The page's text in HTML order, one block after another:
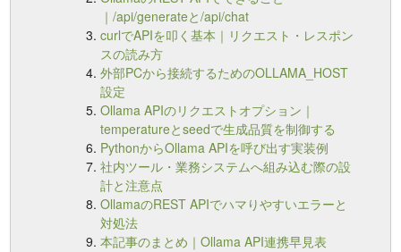
｜/api/generateと/api/chat
curlでAPIを叩く基本｜リクエスト・レスポン
スの読み方
外部PCから接続するためのOLLAMA_HOST
設定
Ollama APIのリクエストオプション｜
temperatureとseedで生成品質を制御する
PythonからOllama APIを呼び出す実装例
社内ツール・業務システムへ組み込む際の設
計と注意点
OllamaのREST APIでハマりやすいエラーと
対処法
本記事のまとめ｜Ollama API連携早見表